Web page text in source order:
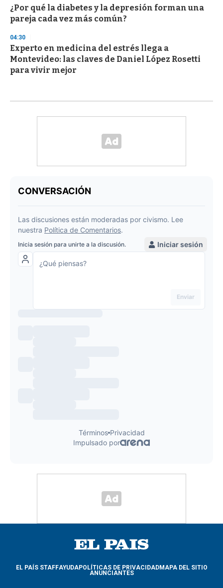
¿Por qué la diabetes y la depresión forman una
pareja cada vez más común?
04:30
Experto en medicina del estrés llega a
Montevideo: las claves de Daniel López Rosetti
para vivir mejor
EL PAÍS STAFFAYUDAPOLÍTICAS DE PRIVACIDADMAPA DEL SITIO
ANUNCIANTES